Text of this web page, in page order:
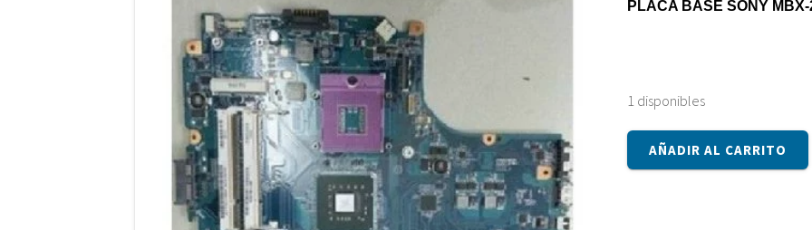
PLACA BASE SONY MBX-
1 disponibles
Placa
base
AÑADIR AL CARRITO